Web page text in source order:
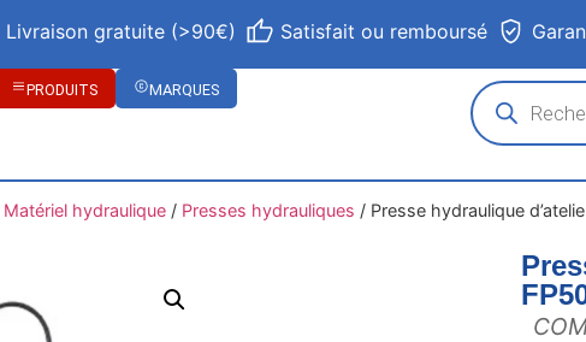
Livraison gratuite (>90€) Satisfait ou remboursé
PRODUITS MARQUES
Matériel hydraulique/ Presses hydrauliques / Presse hydraulique